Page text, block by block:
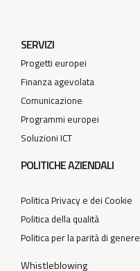
SERVIZI
Progetti europei
Finanza agevolata
Comunicazione
Programmi europei
Soluzioni ICT
POLITICHE AZIENDALI
Politica Privacy e dei Cookie
Politica della qualità
Politica per la parità di genere
Whistleblowing